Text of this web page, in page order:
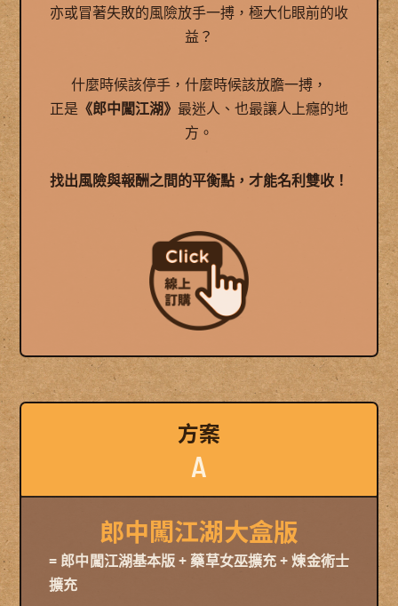
亦或冒著失敗的風險放手一搏，極大化眼前的收
益？
什麼時候該停手，什麼時候該放膽一搏，
正是 《郎中闖江湖》 最迷人、也最讓人上癮的地
方。
找出風險與報酬之間的平衡點，才能名利雙收！
方案
A
郎中闖江湖大盒版
= 郎中闖江湖基本版 + 藥草女巫擴充 + 煉金術士
擴充